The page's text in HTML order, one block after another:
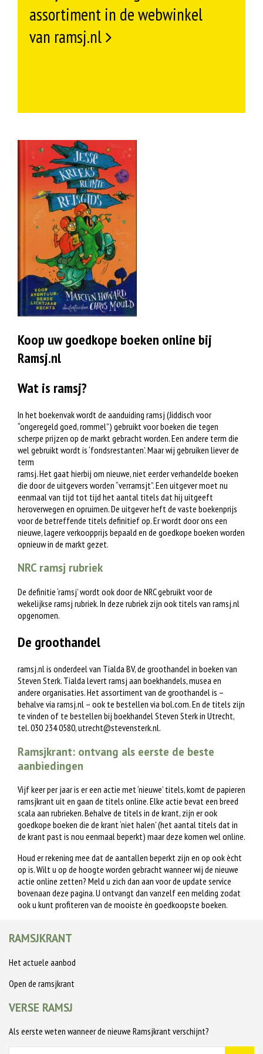
assortiment in de webwinkel
van ramsj.nl
Koop uw goedkope boeken online bij
Ramsj.nl
Wat is ramsj?
In het boekenvak wordt de aanduiding ramsj (Jiddisch voor
“ongeregeld goed, rommel”) gebruikt voor boeken die tegen
scherpe prijzen op de markt gebracht worden. Een andere term die
wel gebruikt wordt is ‘fondsrestanten’. Maar wij gebruiken liever de
term
ramsj. Het gaat hierbij om nieuwe, niet eerder verhandelde boeken
die door de uitgevers worden “verramsjt”. Een uitgever moet nu
eenmaal van tijd tot tijd het aantal titels dat hij uitgeeft
heroverwegen en opruimen. De uitgever heft de vaste boekenprijs
voor de betreffende titels definitief op. Er wordt door ons een
nieuwe, lagere verkoopprijs bepaald en de goedkope boeken worden
opnieuw in de markt gezet.
NRC ramsj rubriek
De definitie ‘ramsj’ wordt ook door de NRC gebruikt voor de
wekelijkse ramsj rubriek. In deze rubriek zijn ook titels van ramsj.nl
opgenomen.
De groothandel
ramsj.nl is onderdeel van Tialda BV, de groothandel in boeken van
Steven Sterk. Tialda levert ramsj aan boekhandels, musea en
andere organisaties. Het assortiment van de groothandel is –
behalve via ramsj.nl – ook te bestellen via bol.com. En de titels zijn
te vinden of te bestellen bij boekhandel Steven Sterk in Utrecht,
tel. 030 234 0580,utrecht@stevensterk.nl.
Ramsjkrant: ontvang als eerste de beste
aanbiedingen
Vijf keer per jaar is er een actie met ‘nieuwe’ titels, komt de papieren
ramsjkrant uit en gaan de titels online. Elke actie bevat een breed
scala aan rubrieken. Behalve de titels in de krant, zijn er ook
goedkope boeken die de krant ‘niet halen’ (het aantal titels dat in
de krant past is nou eenmaal beperkt) maar deze komen wel online.
Houd er rekening mee dat de aantallen beperkt zijn en op ook ècht
op is. Wilt u op de hoogte worden gebracht wanneer wij de nieuwe
actie online zetten? Meld u zich dan aan voor de update service
bovenaan deze pagina. U ontvangt dan vanzelf een melding zodat
ook u kunt profiteren van de mooiste èn goedkoopste boeken.
RAMSJKRANT
Het actuele aanbod
Open de ramsjkrant
VERSE RAMSJ
Als eerste weten wanneer de nieuwe Ramsjkrant verschijnt?